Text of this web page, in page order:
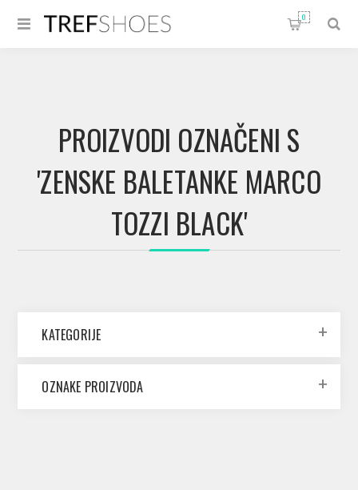
0
PROIZVODI OZNAČENI S
'ZENSKE BALETANKE MARCO
TOZZI BLACK'
KATEGORIJE
OZNAKE PROIZVODA